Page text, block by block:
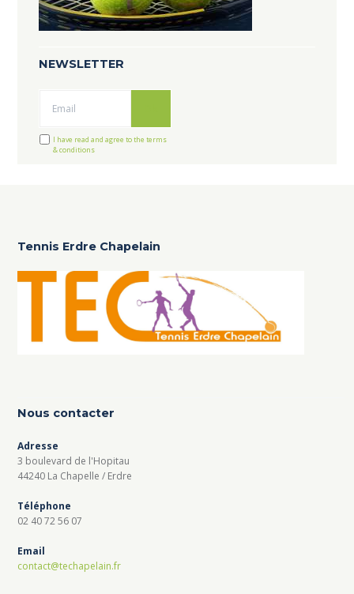
NEWSLETTER
I have read and agree to the terms
& conditions
Tennis Erdre Chapelain
Nous contacter
Adresse
3 boulevard de l'Hopitau
44240 La Chapelle / Erdre
Téléphone
02 40 72 56 07
Email
contact@techapelain.fr